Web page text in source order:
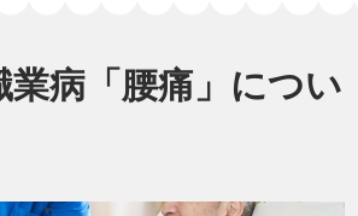
業病「腰痛」につい